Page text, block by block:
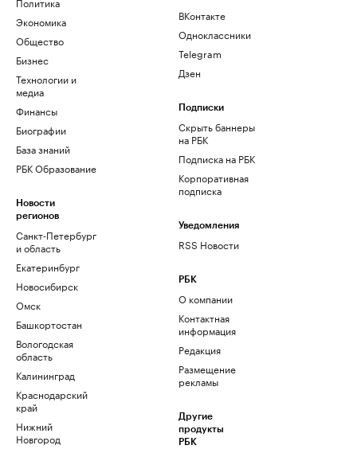
Экономика
Общество
Бизнес
Технологии и
медиа
Финансы
Биографии
База знаний
РБК Образование
Новости
регионов
Санкт-Петербург
и область
Екатеринбург
Новосибирск
Омск
Башкортостан
Вологодская
область
Калининград
Краснодарский
край
Нижний
Новгород
ВКонтакте
Одноклассники
Telegram
Дзен
Подписки
Скрыть баннеры
на РБК
Подписка на РБК
Корпоративная
подписка
Уведомления
RSS Новости
РБК
О компании
Контактная
информация
Редакция
Размещение
рекламы
Другие
продукты
РБК